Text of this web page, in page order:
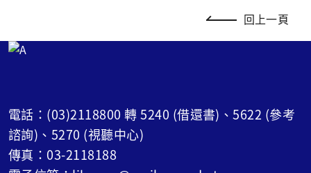
回上一頁
電話：(03)2118800 轉 5240 (借還書)、5622 (參考
諮詢)、5270 (視聽中心)
傳真：03-2118188